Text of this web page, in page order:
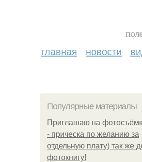
главная новости
Популярные материалы
Приглашаю на
- прическа по желанию за
отдельную плату) так же
фотокнигу!